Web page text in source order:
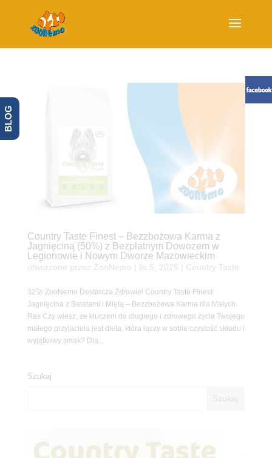
Country Taste Finest – Bezzbożowa Karma z
Jagnięciną (50%) z Bezpłatnym Dowozem w
Legionowie i Nowym Dworze Mazowieckim
utworzone przez ZooNemo lis 5, 2025 Country Taste
32🚀 ZooNemo Dostarcza Zdrowie! Country Taste Finest:
Jagnięcina z Batatami i Miętą – Bezzbożowa Karma dla Małych
Ras Czy wiesz, że kluczem do długiego i zdrowego życia Twojego
małego przyjaciela jest dieta, która łączy w sobie czystość składu i
wyjątkowy smak? Dla...
Szukaj
BLOG